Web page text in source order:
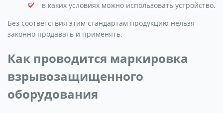
в каких условиях можно использовать устройство.
Без соответствия этим стандартам продукцию нельзя
законно продавать и применять.
Как проводится маркировка
взрывозащищенного
оборудования